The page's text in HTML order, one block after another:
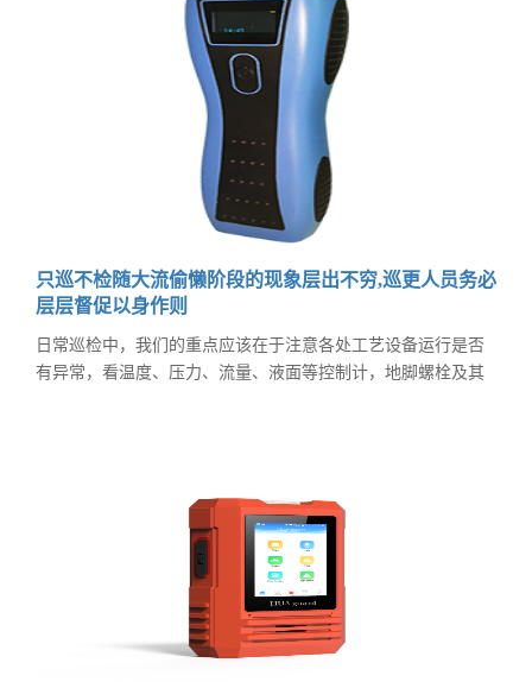
只巡不检随大流偷懒阶段的现象层出不穷,巡更人员务必
层层督促以身作则
日常巡检中，我们的重点应该在于注意各处工艺设备运行是否
有异常，看温度、压力、流量、液面等控制计，地脚螺栓及其
过分，认知依旧停留在“随大流偷懒”的阶段。